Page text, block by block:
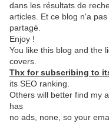
dans les résultats de
articles. Et ce blog n'a
partagé.
Enjoy !
You like this blog and the
covers.
Thx for subscribing to
its SEO ranking.
Others will better find my
has
no ads, none, so your